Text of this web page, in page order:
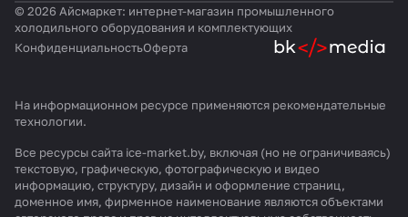
© 2026 Айсмаркет: интернет-магазин промышленного
холодильного оборудования и комплектующих
КонфиденциальностьОферта
На информационном ресурсе применяются рекомендательные
технологии.
Все ресурсы сайта ice-market.by, включая (но не ограничиваясь)
текстовую, графическую, фотографическую и видео
информацию, структуру, дизайн и оформление страниц,
доменное имя, фирменное наименование являются объектами